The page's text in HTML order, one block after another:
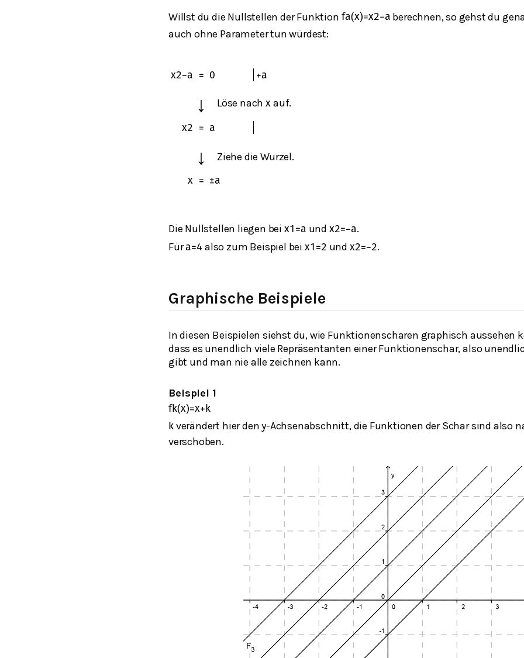
Willst du die Nullstellen der Funktion fa(x)=x2−a berechnen, so gehst du
auch ohne Parameter tun würdest:
x2−a = 0 +a
↓ Löse nachx auf.
x2 = a
↓ Ziehe die Wurzel.
x = ±a
Die Nullstellen liegen bei x1 =a und x2=−a.
Füra=4 also zum Beispiel bei x1 =2 und x2=−2.
Graphische Beispiele
In diesen Beispielen siehst du, wie Funktionenscharen graphisch aussehen
dass es unendlich viele Repräsentanten einer Funktionenschar, also
gibt und man nie alle zeichnen kann.
Beispiel 1
fk(x)=x+ k
k verändert hier den y-Achsenabschnitt, die Funktionen der Schar sind also
verschoben.